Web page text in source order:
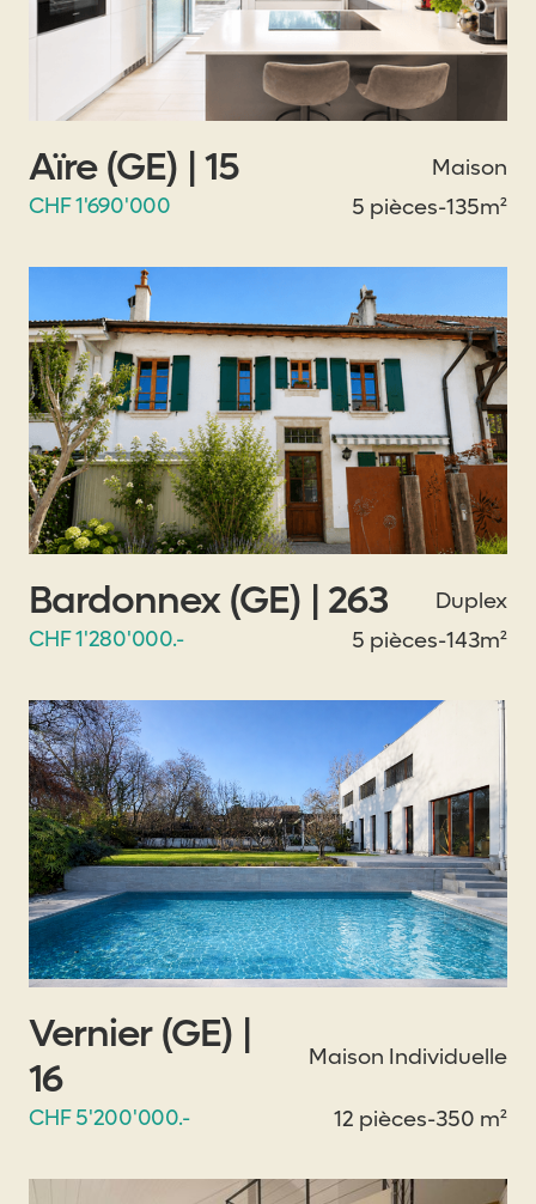
Aïre (GE) | 15
Maison
CHF 1'690'000
5 pièces-135m²
Bardonnex (GE) | 263
Duplex
CHF 1'280'000.-
5 pièces-143m²
Vernier (GE) |
16
Maison Individuelle
CHF 5'200'000.- 12 pièces-350 m²